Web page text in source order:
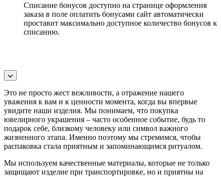
Списание бонусов доступно на странице оформления
заказа в поле оплатить бонусами сайт автоматически
проставит максимально доступное количество бонусов к
списанию.
Это не просто жест вежливости, а отражение нашего
уважения к вам и к ценности момента, когда вы впервые
увидите наши изделия. Мы понимаем, что покупка
ювелирного украшения – часто особенное событие, будь то
подарок себе, близкому человеку или символ важного
жизненного этапа. Именно поэтому мы стремимся, чтобы
распаковка стала приятным и запоминающимся ритуалом.
Мы используем качественные материалы, которые не только
защищают изделие при транспортировке, но и приятны на